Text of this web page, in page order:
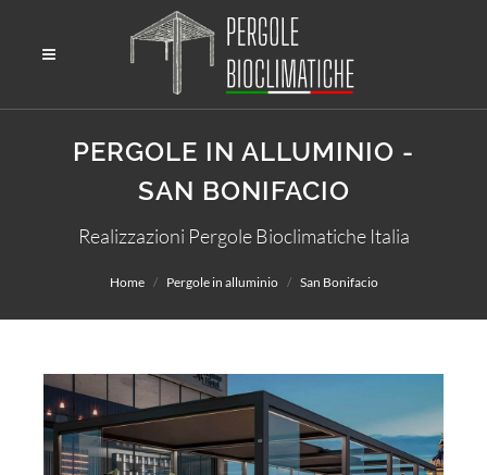
PERGOLE IN ALLUMINIO -
SAN BONIFACIO
Realizzazioni Pergole Bioclimatiche Italia
Home Pergole in alluminio San Bonifacio